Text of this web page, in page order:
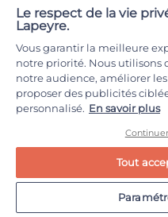
porte interieur
Porte
interieure
blanc
Plinthes pour
cuisine
Le respect de la vie
Lapeyre.
Vous garantir la meilleure
notre priorité. Nous utilisons
notre audience, améliorer
proposer des publicités
personnalisé. En savoir plus
Tout